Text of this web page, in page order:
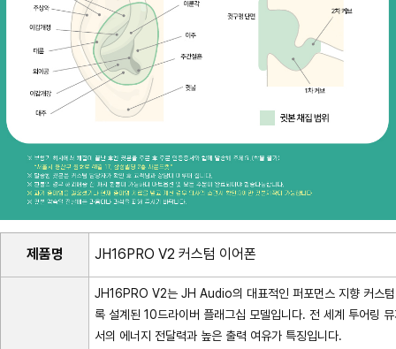
제품명 JH16PRO V2 커스텀 이어폰
JH16PRO V2는 JH Audio의 대표적인 퍼포먼스 지향 커스
록 설계된 10드라이버 플래그십 모델입니다. 전 세계 투어링
서의 에너지 전달력과 높은 출력 여유가 특징입니다.